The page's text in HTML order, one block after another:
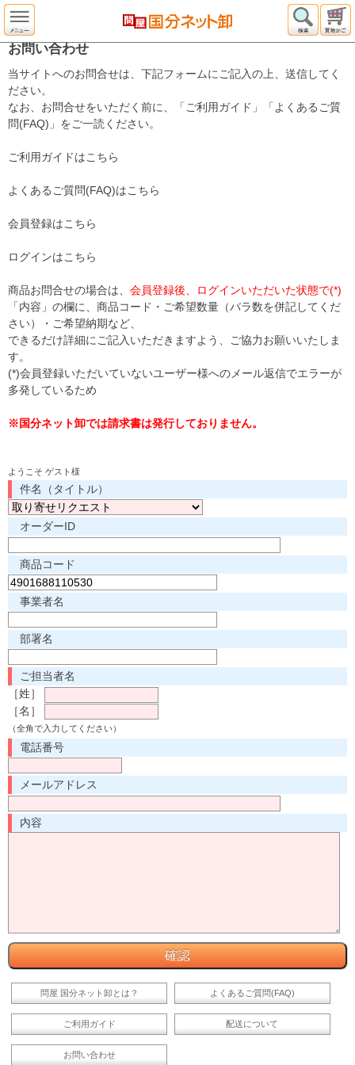
お問い合わせ
当サイトへのお問合せは、下記フォームにご記入の上、送信してく
ださい。
なお、お問合せをいただく前に、「ご利用ガイド」「よくあるご質
問(FAQ)」をご一読ください。
ご利用ガイドはこちら
よくあるご質問(FAQ)はこちら
会員登録はこちら
ログインはこちら
商品お問合せの場合は、 会員登録後、ログインいただいた状態で(*)
「内容」の欄に、商品コード・ご希望数量（バラ数を併記してくだ
さい）・ご希望納期など、
できるだけ詳細にご記入いただきますよう、ご協力お願いいたしま
す。
(*)会員登録いただいていないユーザー様へのメール返信でエラーが
多発しているため
※国分ネット卸では請求書は発行しておりません。
ようこそ ゲスト様
件名（タイトル）
オーダーID
商品コード
事業者名
部署名
ご担当者名
［姓］
［名］
（全角で入力してください）
電話番号
メールアドレス
内容
問屋 国分ネット卸とは？ よくあるご質問(FAQ)
ご利用ガイド 配送について
お問い合わせ